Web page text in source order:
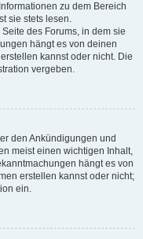
zu dem Bereich
sie stets lesen.
des Forums, in dem sie
hängt es von deinen
kannst oder nicht. Die
vergeben.
den Ankündigungen und
meist einen wichtigen Inhalt,
hängt es von
erstellen kannst oder nicht;
ein.